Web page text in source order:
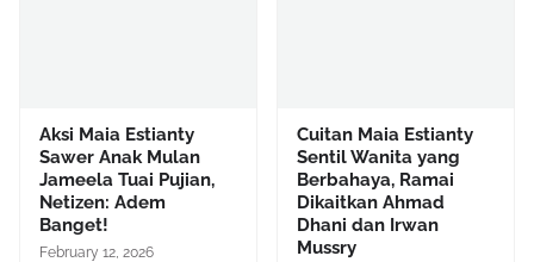
Aksi Maia Estianty
Sawer Anak Mulan
Jameela Tuai Pujian,
Netizen: Adem
Banget!
February 12, 2026
Cuitan Maia Estianty
Sentil Wanita yang
Berbahaya, Ramai
Dikaitkan Ahmad
Dhani dan Irwan
Mussry